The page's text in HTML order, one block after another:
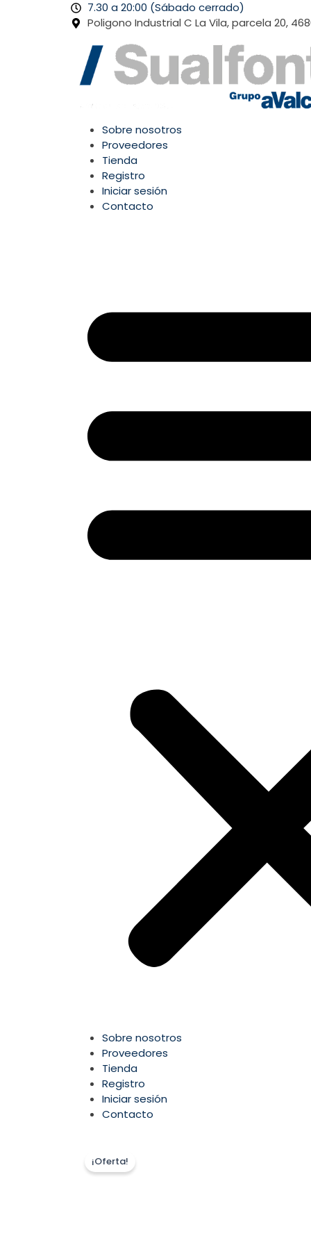
7.30 a 20:00 (Sábado cerrado)
Poligono Industrial C La Vila, parcela 20,
Sobre nosotros
Proveedores
Tienda
Registro
Iniciar sesión
Contacto
Sobre nosotros
Proveedores
Tienda
Registro
Iniciar sesión
Contacto
¡Oferta!